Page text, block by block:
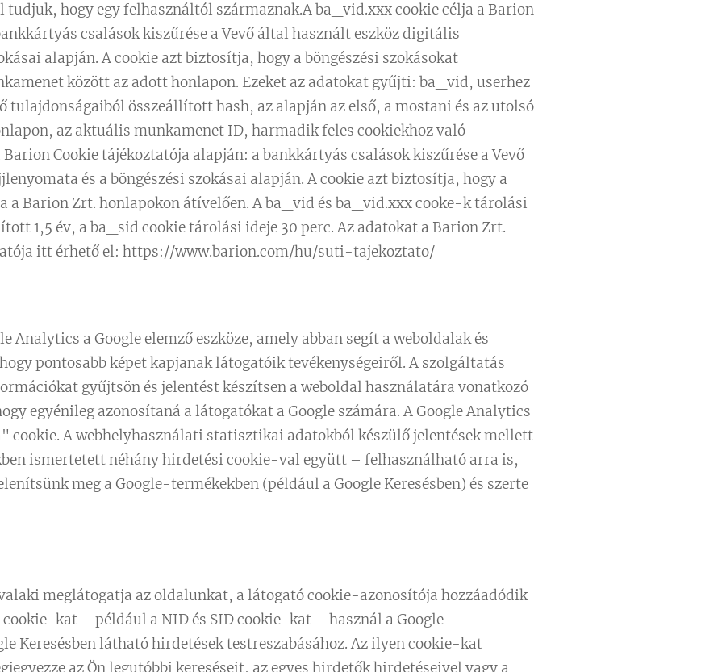
tudjuk, hogy egy felhasználtól származnak.A ba_vid.xxx cookie célja a Barion
csalások kiszűrése a Vevő által használt eszköz digitális
alapján. A cookie azt biztosítja, hogy a böngészési szokásokat
között az adott honlapon. Ezeket az adatokat gyűjti: ba_vid, userhez
tulajdonságaiból összeállított hash, az alapján az első, a mostani és az utolsó
az aktuális munkamenet ID, harmadik feles cookiekhoz való
Cookie tájékoztatója alapján: a bankkártyás csalások kiszűrése a Vevő
és a böngészési szokásai alapján. A cookie azt biztosítja, hogy a
a Barion Zrt. honlapokon átívelően. A ba_vid és ba_vid.xxx cooke-k tárolási
1,5 év, a ba_sid cookie tárolási ideje 30 perc. Az adatokat a Barion Zrt.
itt érhető el: https://www.barion.com/hu/suti-tajekoztato/
Analytics a Google elemző eszköze, amely abban segít a weboldalak és
pontosabb képet kapjanak látogatóik tevékenységeiről. A szolgáltatás
gyűjtsön és jelentést készítsen a weboldal használatára vonatkozó
egyénileg azonosítaná a látogatókat a Google számára. A Google Analytics
A webhelyhasználati statisztikai adatokból készülő jelentések mellett
ismertetett néhány hirdetési cookie-val együtt – felhasználható arra is,
meg a Google-termékekben (például a Google Keresésben) és szerte
meglátogatja az oldalunkat, a látogató cookie-azonosítója hozzáadódik
kat – például a NID és SID cookie-kat – használ a Google-
Keresésben látható hirdetések testreszabásához. Az ilyen cookie-kat
az Ön legutóbbi kereséseit, az egyes hirdetők hirdetéseivel vagy a